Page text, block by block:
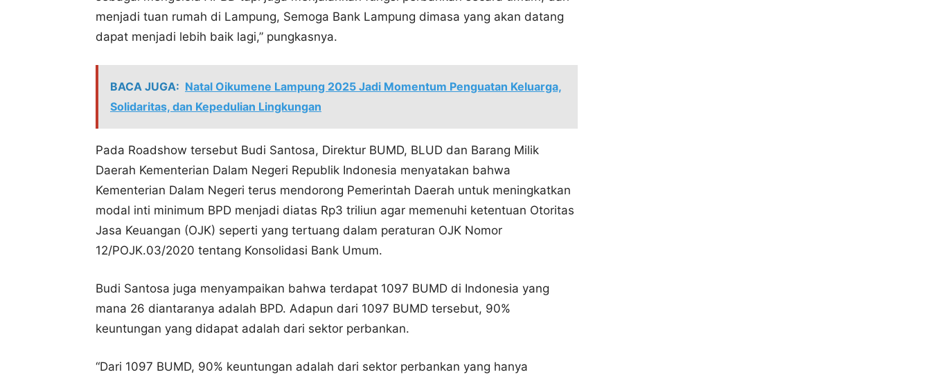
menjadi tuan rumah di Lampung, Semoga Bank Lampung dimasa yang akan datang
dapat menjadi lebih baik lagi,” pungkasnya.
BACA JUGA: Natal Oikumene Lampung 2025 Jadi Momentum Penguatan Keluarga,
Solidaritas, dan Kepedulian Lingkungan
Pada Roadshow tersebut Budi Santosa, Direktur BUMD, BLUD dan Barang Milik
Daerah Kementerian Dalam Negeri Republik Indonesia menyatakan bahwa
Kementerian Dalam Negeri terus mendorong Pemerintah Daerah untuk meningkatkan
modal inti minimum BPD menjadi diatas Rp3 triliun agar memenuhi ketentuan Otoritas
Jasa Keuangan (OJK) seperti yang tertuang dalam peraturan OJK Nomor
12/POJK.03/2020 tentang Konsolidasi Bank Umum.
Budi Santosa juga menyampaikan bahwa terdapat 1097 BUMD di Indonesia yang
mana 26 diantaranya adalah BPD. Adapun dari 1097 BUMD tersebut, 90%
keuntungan yang didapat adalah dari sektor perbankan.
“Dari 1097 BUMD, 90% keuntungan adalah dari sektor perbankan yang hanya